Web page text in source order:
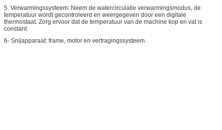
5. Verwarmingssysteem: Neem de watercirculatie verwarmingsmodus, de
temperatuur wordt gecontroleerd en weergegeven door een digitale
thermostaat. Zorg ervoor dat de temperatuur van de machine kop en vat is
constant.
6- Snijapparaat: frame, motor en vertragingssysteem.